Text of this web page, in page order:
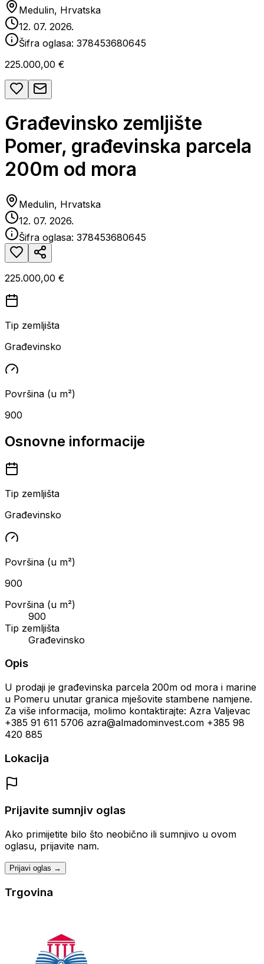
Medulin, Hrvatska
12. 07. 2026.
Šifra oglasa: 378453680645
225.000,00 €
Građevinsko zemljište
Pomer, građevinska parcela
200m od mora
Medulin, Hrvatska
12. 07. 2026.
Šifra oglasa: 378453680645
225.000,00 €
Tip zemljišta
Građevinsko
Površina (u m²)
900
Osnovne informacije
Tip zemljišta
Građevinsko
Površina (u m²)
900
Površina (u m²)
900
Tip zemljišta
Građevinsko
Opis
U prodaji je građevinska parcela 200m od mora i marine
u Pomeru unutar granica mješovite stambene namjene.
Za više informacija, molimo kontaktirajte: Azra Valjevac
+385 91 611 5706 azra@almadominvest.com +385 98
420 885
Lokacija
Prijavite sumnjiv oglas
Ako primijetite bilo što neobično ili sumnjivo u ovom
oglasu, prijavite nam.
Prijavi oglas →
Trgovina